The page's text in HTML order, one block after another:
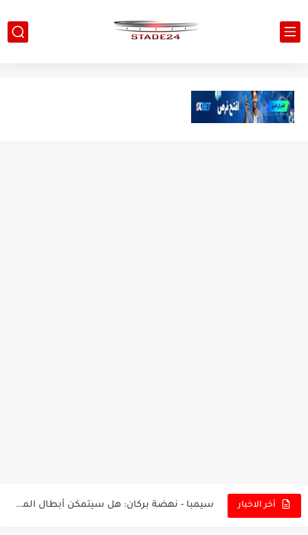
أخر الاخبار سيمبا - نهضة بركان: هل سيتمكن أبطال المغرب من الحفاظ...